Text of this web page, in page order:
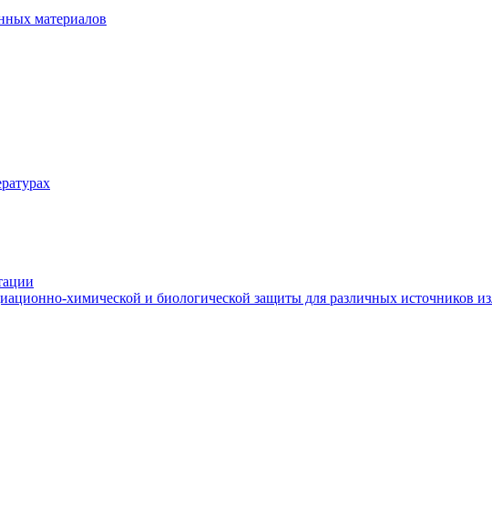
материалов
химической и биологической защиты для различных источников